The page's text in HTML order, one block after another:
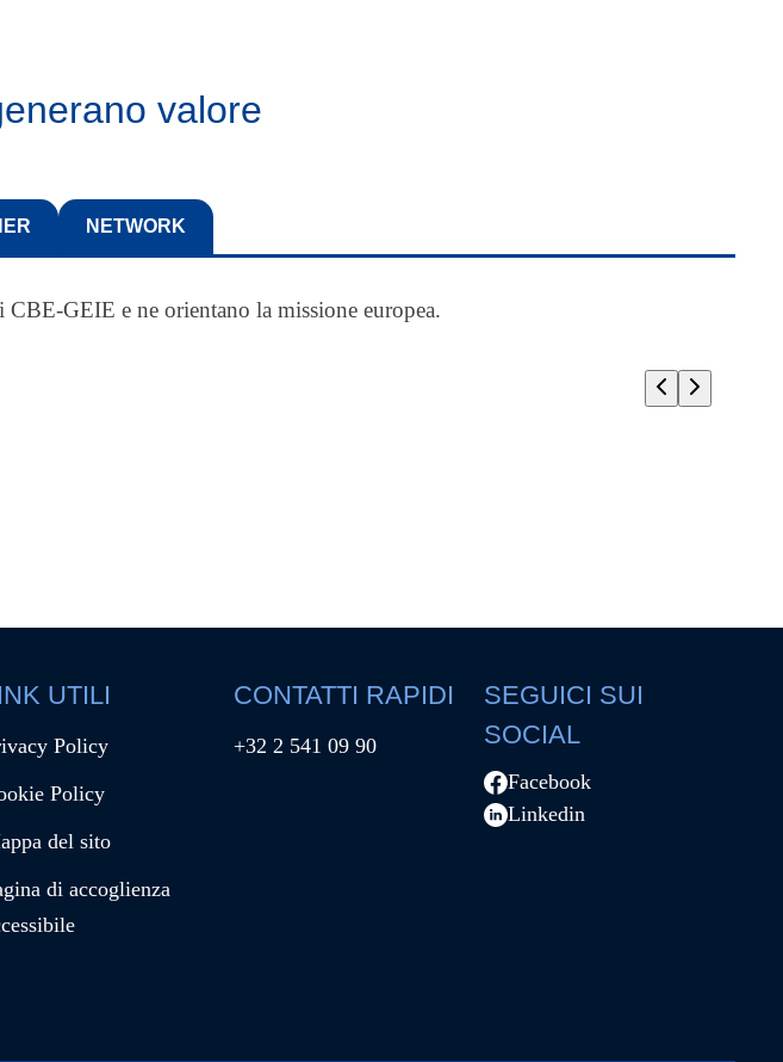
valore
NETWORK
GEIE e ne orientano la missione europea.
UTILI
Policy
Policy
del sito
di accoglienza
CONTATTI RAPIDI
+32 2 541 09 90
SEGUICI SUI
SOCIAL
Facebook
Linkedin